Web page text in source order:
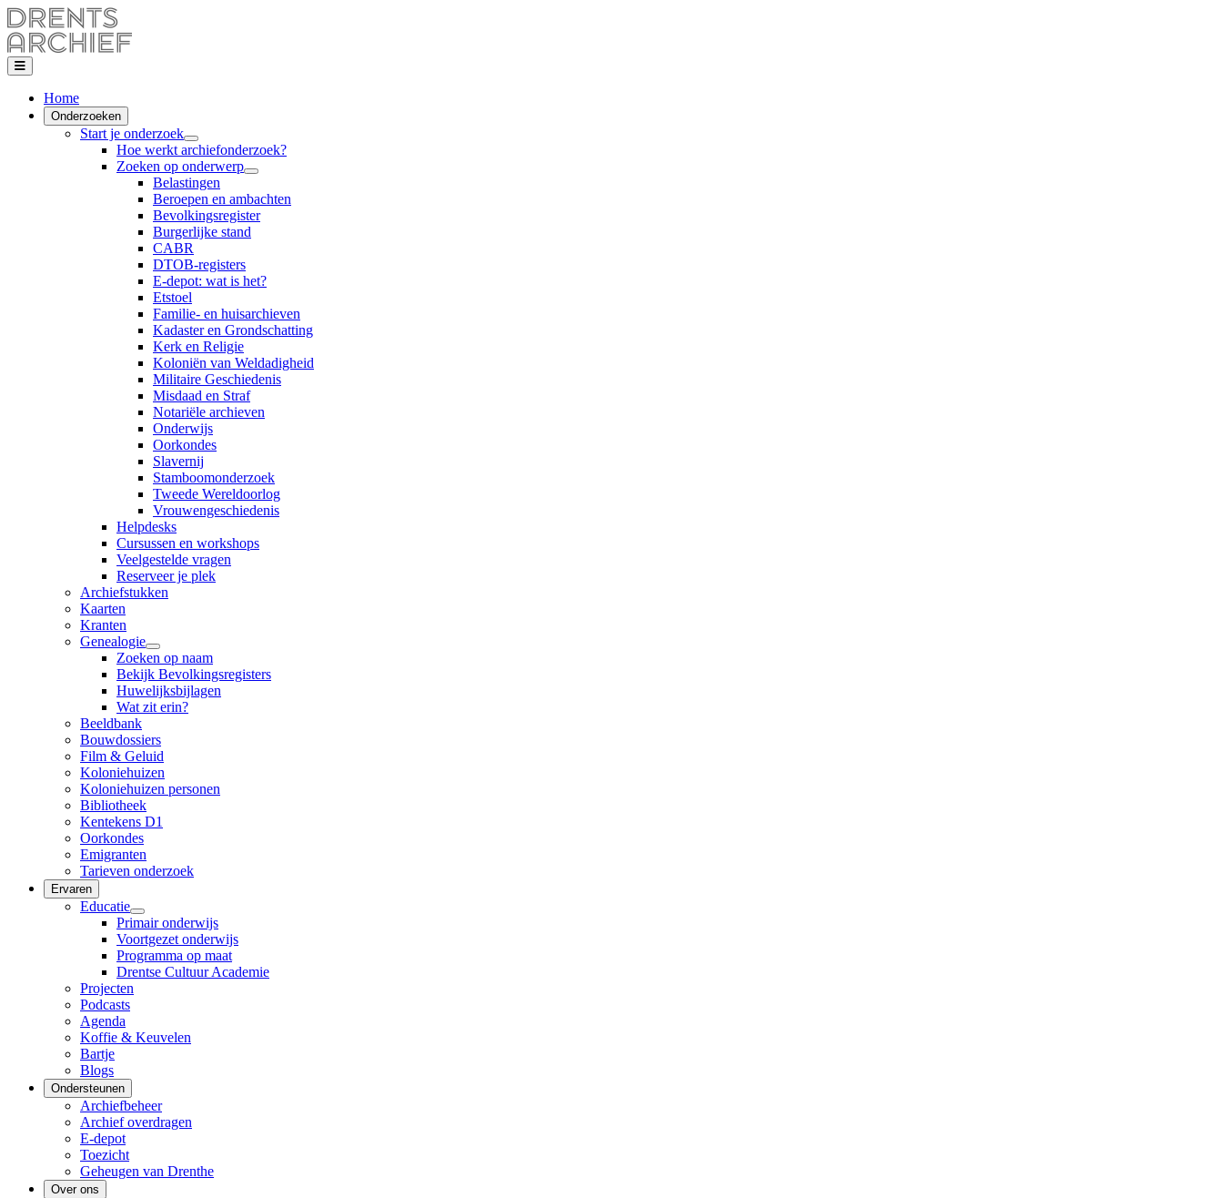
Home
Onderzoeken
Start je onderzoek
Hoe werkt archiefonderzoek?
Zoeken op onderwerp
Belastingen
Beroepen en ambachten
Bevolkingsregister
Burgerlijke stand
CABR
DTOB-registers
E-depot: wat is het?
Etstoel
Familie- en huisarchieven
Kadaster en Grondschatting
Kerk en Religie
Koloniën van Weldadigheid
Militaire Geschiedenis
Misdaad en Straf
Notariële archieven
Onderwijs
Oorkondes
Slavernij
Stamboomonderzoek
Tweede Wereldoorlog
Vrouwengeschiedenis
Helpdesks
Cursussen en workshops
Veelgestelde vragen
Reserveer je plek
Archiefstukken
Kaarten
Kranten
Genealogie
Zoeken op naam
Bekijk Bevolkingsregisters
Huwelijksbijlagen
Wat zit erin?
Beeldbank
Bouwdossiers
Film & Geluid
Koloniehuizen
Koloniehuizen personen
Bibliotheek
Kentekens D1
Oorkondes
Emigranten
Tarieven onderzoek
Ervaren
Educatie
Primair onderwijs
Voortgezet onderwijs
Programma op maat
Drentse Cultuur Academie
Projecten
Podcasts
Agenda
Koffie & Keuvelen
Bartje
Blogs
Ondersteunen
Archiefbeheer
Archief overdragen
E-depot
Toezicht
Geheugen van Drenthe
Over ons